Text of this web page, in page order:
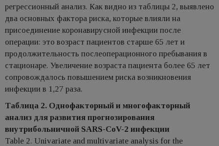
регрессионный анализ. Как видно из таблицы 2, выявлено
два основных фактора риска, которые влияли на
присоединение коронавирусной инфекции после
операции: это возраст пациентов старше 65 лет и
продолжительность послеоперационного пребывания в
стационаре. Увеличение возраста пациента более 65 лет
сопровождалось повышением риска возникновения
инфекции в 1,27 раза.
Таблица 2. Однофакторный и многофакторный
анализ для развития прогнозирования
внутрибольничной SARS-CoV-2 инфекции
Table 2. Univariate and multivariate analysis for the